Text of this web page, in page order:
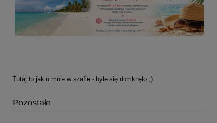
Tutaj to jak u mnie w szafie - byle się domknęło ;)
Pozostałe